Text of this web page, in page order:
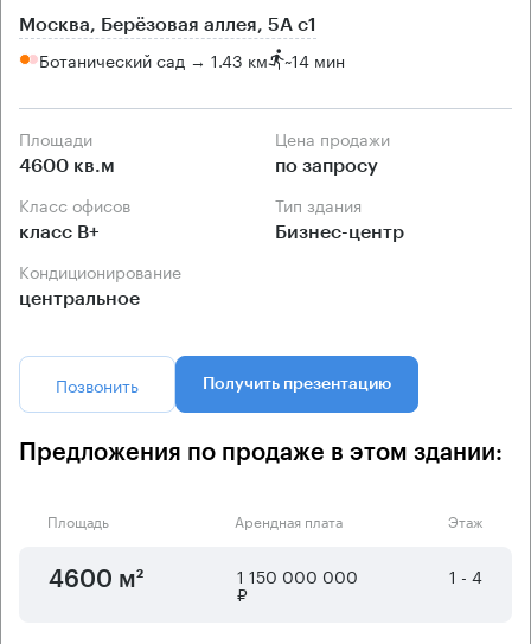
Москва, Берёзовая аллея, 5А с1
Ботанический сад → 1.43 км ~14 мин
Площади
4600 кв.м
Цена продажи
по запросу
Класс офисов
класс B+
Тип здания
Бизнес-центр
Кондиционирование
центральное
Позвонить Получить презентацию
Предложения по продаже в этом здании:
Площадь Арендная плата Этаж
4600 м² 1 150 000 000
₽
1 - 4